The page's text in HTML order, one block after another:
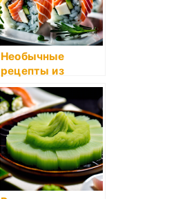
Необычные
рецепты из
картофеля